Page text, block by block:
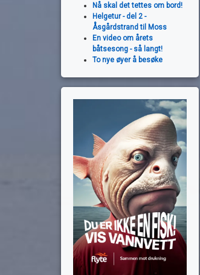
Nå skal det tettes om bord!
Helgetur - del 2 -
Åsgårdstrand til Moss
En video om årets
båtsesong - så langt!
To nye øyer å besøke